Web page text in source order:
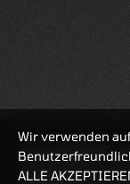
REALTIMEKURSE
HANDELSZEIT
Wir verwenden
ALLE